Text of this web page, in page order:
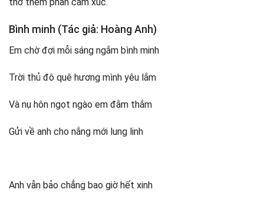
3/ Cảm Tác (Nguyễn Như Hải)
Thơ hoàng hôn trên biển
1/ Chiều trên biển vắng
3/ Hoàng hôn (Tác giả: Lãng Du Khách)
5/ Đến nghe em (Tác giả: Mai Ngọc Thoan)
Thơ về hoàng hôn buồn
Thơ về bình minh trên biển
Bình minh (Tác giả: Hoàng Anh)
Em chờ đợi mỗi sáng ngắm bình minh
Trời thủ đô quê hương mình yêu lắm
Và nụ hôn ngọt ngào em đằm thắm
Gửi về anh cho nắng mới lung linh
Anh vẫn bảo chẳng bao giờ hết xinh